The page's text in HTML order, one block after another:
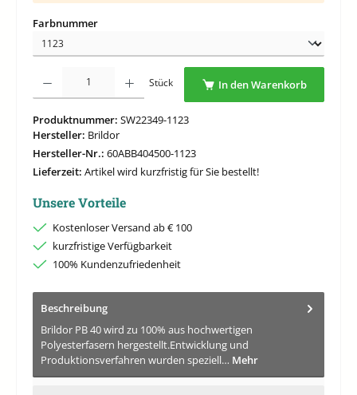
Farbnummerauswählen
Produkt Anzahl: Gib den gewünschten Wert ein oder benutze die Schaltflächen um
Stück In den Warenkorb
Produktnummer: SW22349-1123
Hersteller: Brildor
Hersteller-Nr.: 60ABB404500-1123
Lieferzeit: Artikel wird kurzfristig für Sie bestellt!
Unsere Vorteile
Kostenloser Versand ab € 100
kurzfristige Verfügbarkeit
100% Kundenzufriedenheit
Beschreibung
Brildor PB 40 wird zu 100% aus hochwertigen
Polyesterfasern hergestellt.Entwicklung und
Produktionsverfahren wurden speziell… Mehr